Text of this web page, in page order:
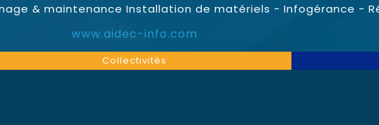
& maintenance Installation de matériels - Infogérance -
www.aidec-info.com
Collectivités